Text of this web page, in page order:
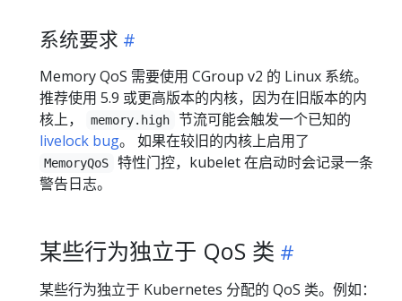
系统要求
Memory QoS 需要使用 CGroup v2 的 Linux 系统。
推荐使用 5.9 或更高版本的内核，因为在旧版本的内
核上，
memory.high
节流可能会触发一个已知的
livelock bug。 如果在较旧的内核上启用了
MemoryQoS
特性门控，kubelet 在启动时会记录一条
警告日志。
某些行为独立于 QoS 类
某些行为独立于 Kubernetes 分配的 QoS 类。例如：